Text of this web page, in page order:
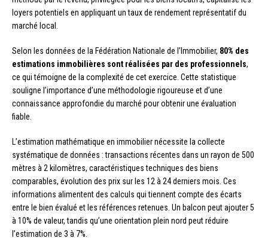
loyers potentiels en appliquant un taux de rendement représentatif du
marché local.
Selon les données de la Fédération Nationale de l’Immobilier, 80% des
estimations immobilières sont réalisées par des professionnels,
ce qui témoigne de la complexité de cet exercice. Cette statistique
souligne l’importance d’une méthodologie rigoureuse et d’une
connaissance approfondie du marché pour obtenir une évaluation
fiable.
L’estimation mathématique en immobilier nécessite la collecte
systématique de données : transactions récentes dans un rayon de 500
mètres à 2 kilomètres, caractéristiques techniques des biens
comparables, évolution des prix sur les 12 à 24 derniers mois. Ces
informations alimentent des calculs qui tiennent compte des écarts
entre le bien évalué et les références retenues. Un balcon peut ajouter 5
à 10% de valeur, tandis qu’une orientation plein nord peut réduire
l’estimation de 3 à 7%.